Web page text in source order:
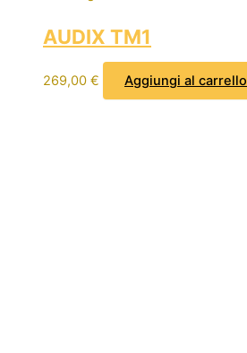
AUDIX TM1
269,00 € Aggiungi al carrello